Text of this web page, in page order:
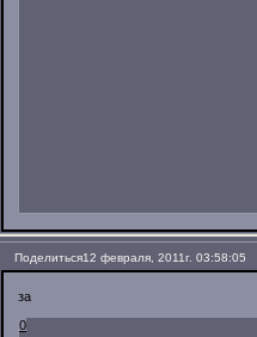
Поделиться12 февраля, 2011г. 03:58:05
за
0